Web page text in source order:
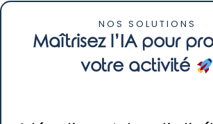
NOS SOLUTIONS
Maîtrisez l’IA pour
votre activité